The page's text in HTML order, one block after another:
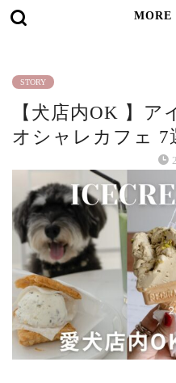
MORE
STORY
【犬店内OK 】ア
オシャレカフェ 7